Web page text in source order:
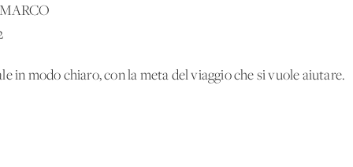
in modo chiaro, con la meta del viaggio che si vuole aiutare.